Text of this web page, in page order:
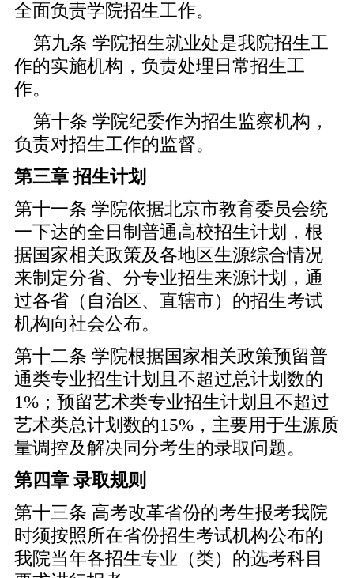
全面负责学院招生工作。
第九条 学院招生就业处是我院招生工
作的实施机构，负责处理日常招生工
作。
第十条 学院纪委作为招生监察机构，
负责对招生工作的监督。
第三章 招生计划
第十一条 学院依据北京市教育委员会统
一下达的全日制普通高校招生计划，根
据国家相关政策及各地区生源综合情况
来制定分省、分专业招生来源计划，通
过各省（自治区、直辖市）的招生考试
机构向社会公布。
第十二条 学院根据国家相关政策预留普
通类专业招生计划且不超过总计划数的
1%；预留艺术类专业招生计划且不超过
艺术类总计划数的15%，主要用于生源质
量调控及解决同分考生的录取问题。
第四章 录取规则
第十三条 高考改革省份的考生报考我院
时须按照所在省份招生考试机构公布的
我院当年各招生专业（类）的选考科目